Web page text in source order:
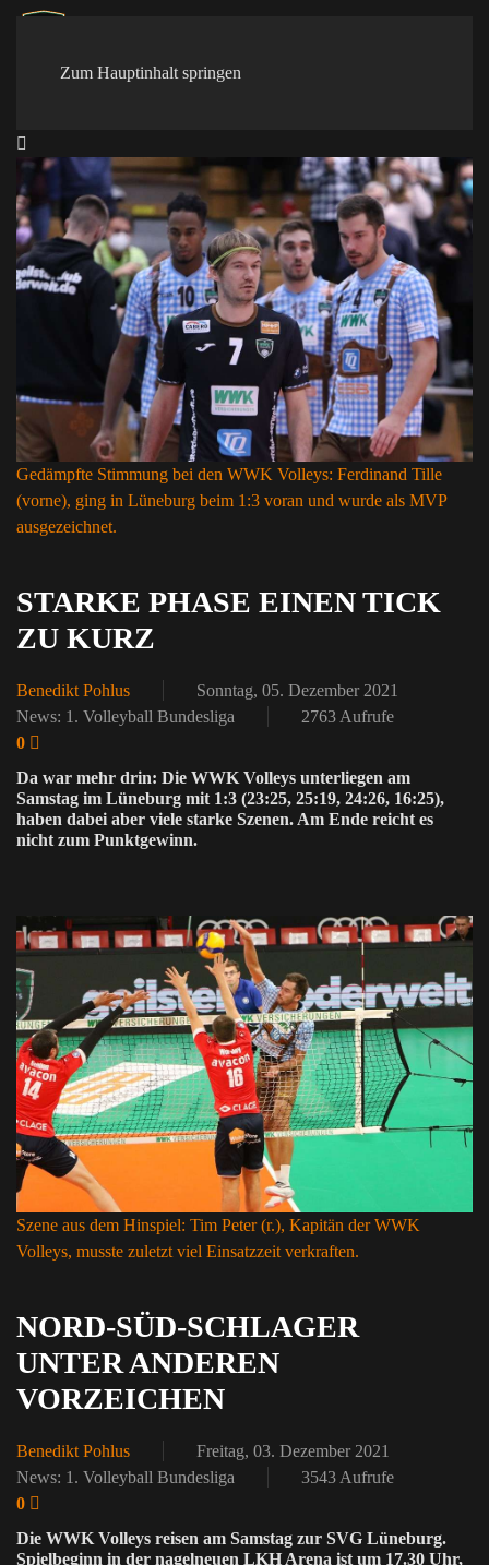
Zum Hauptinhalt springen
Gedämpfte Stimmung bei den WWK Volleys: Ferdinand Tille
(vorne), ging in Lüneburg beim 1:3 voran und wurde als MVP
ausgezeichnet.
STARKE PHASE EINEN TICK
ZU KURZ
Benedikt Pohlus
Sonntag, 05. Dezember 2021
News: 1. Volleyball Bundesliga
2763 Aufrufe
0
Da war mehr drin: Die WWK Volleys unterliegen am
Samstag im Lüneburg mit 1:3 (23:25, 25:19, 24:26, 16:25),
haben dabei aber viele starke Szenen. Am Ende reicht es
nicht zum Punktgewinn.
Szene aus dem Hinspiel: Tim Peter (r.), Kapitän der WWK
Volleys, musste zuletzt viel Einsatzzeit verkraften.
NORD-SÜD-SCHLAGER
UNTER ANDEREN
VORZEICHEN
Benedikt Pohlus
Freitag, 03. Dezember 2021
News: 1. Volleyball Bundesliga
3543 Aufrufe
0
Die WWK Volleys reisen am Samstag zur SVG Lüneburg.
Spielbeginn in der nagelneuen LKH Arena ist um 17.30 Uhr,